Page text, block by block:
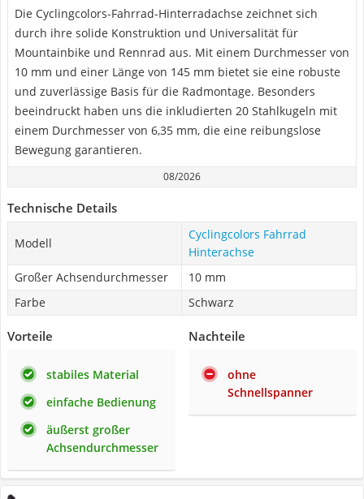
Die Cyclingcolors-Fahrrad-Hinterradachse zeichnet sich
durch ihre solide Konstruktion und Universalität für
Mountainbike und Rennrad aus. Mit einem Durchmesser von
10 mm und einer Länge von 145 mm bietet sie eine robuste
und zuverlässige Basis für die Radmontage. Besonders
beeindruckt haben uns die inkludierten 20 Stahlkugeln mit
einem Durchmesser von 6,35 mm, die eine reibungslose
Bewegung garantieren.
08/2026
Technische Details
Modell
Cyclingcolors Fahrrad
Hinterachse
Großer Achsendurchmesser
10 mm
Farbe
Schwarz
Vorteile
stabiles Material
einfache Bedienung
äußerst großer
Achsendurchmesser
Nachteile
ohne
Schnellspanner